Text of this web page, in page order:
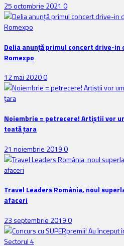
25 octombrie 2021 0
Delia anunţă primul concert drive-in
Romexpo
12 mai 20200
Noiembrie = petrecere! Artiștii vor
toată țara
21 noiembrie 20190
Travel Leaders România, noul
afaceri
23 septembrie 20190